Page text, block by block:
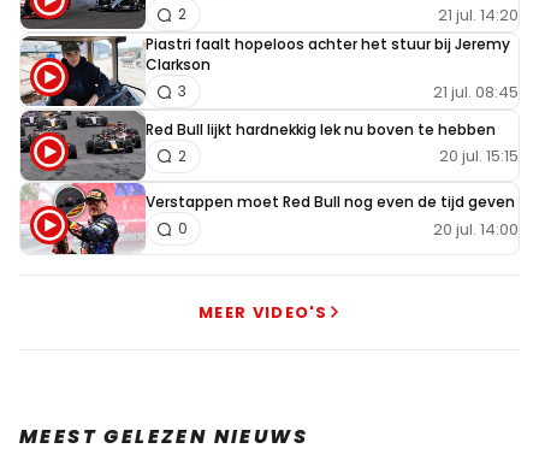
21 jul. 14:20
2
Piastri faalt hopeloos achter het stuur bij Jeremy
Clarkson
21 jul. 08:45
3
Red Bull lijkt hardnekkig lek nu boven te hebben
20 jul. 15:15
2
Verstappen moet Red Bull nog even de tijd geven
20 jul. 14:00
0
MEER VIDEO'S
MEEST GELEZEN NIEUWS